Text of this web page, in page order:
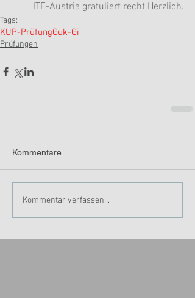
ITF-Austria gratuliert recht Herzlich.
Tags:
KUP-PrüfungGuk-Gi
Prüfungen
Kommentare
Kommentar verfassen...